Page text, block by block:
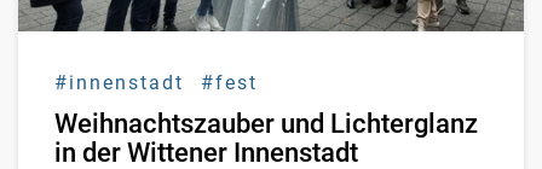
#innenstadt #fest
Weihnachtszauber und Lichterglanz
in der Wittener Innenstadt